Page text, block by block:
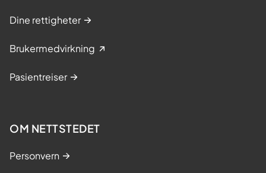
Dine rettigheter
Brukermedvirkning
Pasientreiser
OM NETTSTEDET
Personvern